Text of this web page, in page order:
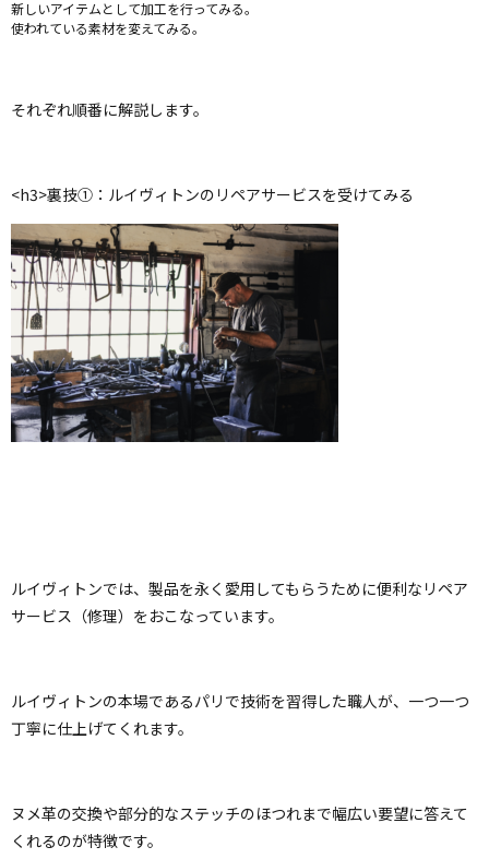
新しいアイテムとして加工を行ってみる。
使われている素材を変えてみる。
それぞれ順番に解説します。
<h3>裏技①：ルイヴィトンのリペアサービスを受けてみる
ルイヴィトンでは、製品を永く愛用してもらうために便利なリペア
サービス（修理）をおこなっています。
ルイヴィトンの本場であるパリで技術を習得した職人が、一つ一つ
丁寧に仕上げてくれます。
ヌメ革の交換や部分的なステッチのほつれまで幅広い要望に答えて
くれるのが特徴です。